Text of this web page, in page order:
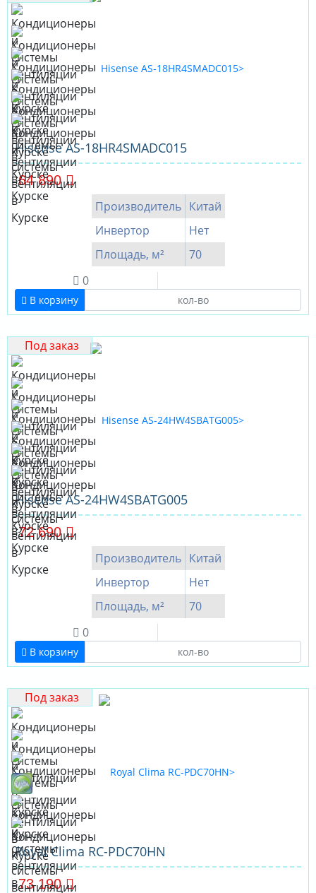
Hisense AS-18HR4SMADC015
64 890
Производитель Китай
Инвертор
Нет
Площадь, м²
70
0
В корзину
Под заказ
Hisense AS-24HW4SBATG005
72 690
Производитель Китай
Инвертор
Нет
Площадь, м²
70
0
В корзину
Под заказ
Royal Clima RC-PDC70HN
73 190